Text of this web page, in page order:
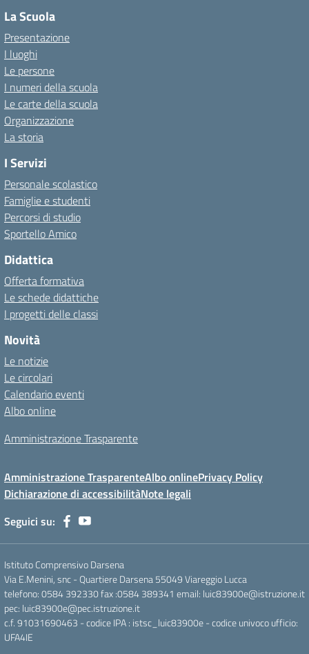
La Scuola
Presentazione
I luoghi
Le persone
I numeri della scuola
Le carte della scuola
Organizzazione
La storia
I Servizi
Personale scolastico
Famiglie e studenti
Percorsi di studio
Sportello Amico
Didattica
Offerta formativa
Le schede didattiche
I progetti delle classi
Novità
Le notizie
Le circolari
Calendario eventi
Albo online
Amministrazione Trasparente
Amministrazione TrasparenteAlbo onlinePrivacy Policy
Dichiarazione di accessibilitàNote legali
Seguici su:
Istituto Comprensivo Darsena
Via E.Menini, snc - Quartiere Darsena 55049 Viareggio Lucca
telefono: 0584 392330 fax :0584 389341 email: luic83900e@istruzione.it
pec: luic83900e@pec.istruzione.it
c.f. 91031690463 - codice IPA : istsc_luic83900e - codice univoco ufficio:
UFA4IE